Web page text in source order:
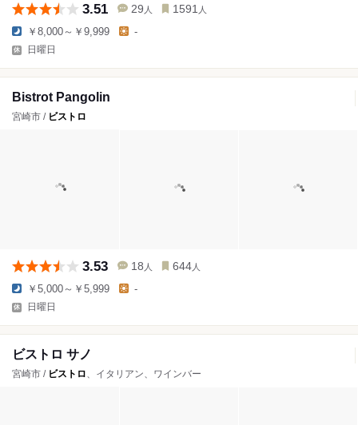
3.51 29 人 1591 人
￥8,000～￥9,999 -
日曜日
Bistrot Pangolin
宮崎市 / ビストロ
3.53 18 人 644 人
￥5,000～￥5,999 -
日曜日
ビストロ サノ
宮崎市 / ビストロ、イタリアン、ワインバー